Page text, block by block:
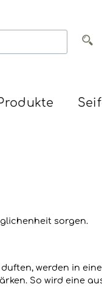
sorgen.
werden in
So wird eine